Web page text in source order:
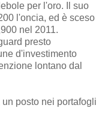
per l'oro. Il suo
l'oncia, ed è sceso
nel 2011.
presto
d'investimento
lontano dal
posto nei portafogli